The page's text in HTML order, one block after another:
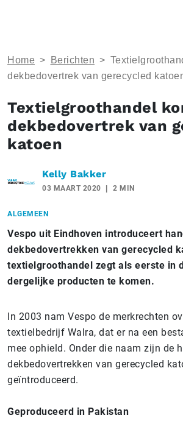
Home > Berichten >
dekbedovertrek van gerecycled
Textielgroothandel
dekbedovertrek van
katoen
Kelly Bakker
03 MAART 2020 2 MIN
ALGEMEEN
Vespo uit Eindhoven introduceert
dekbedovertrekken van gerecycled
textielgroothandel zegt als eerste in
dergelijke producten te komen.
In 2003 nam Vespo de merkrechten
textielbedrijf Walra, dat er na een
mee ophield. Onder die naam zijn de
dekbedovertrekken van gerecycled
geïntroduceerd.
Geproduceerd in Pakistan